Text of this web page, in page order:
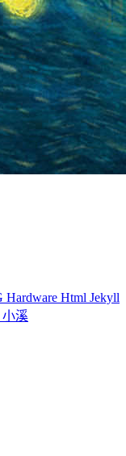
Hardware Html Jekyll
小溪